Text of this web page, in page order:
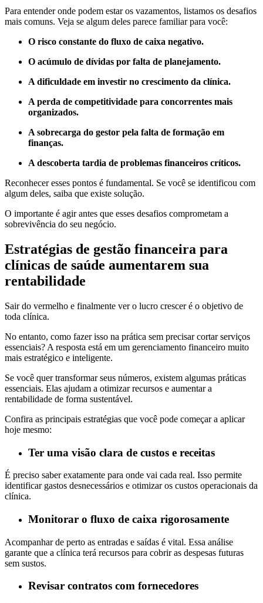
Para entender onde podem estar os vazamentos, listamos os desafios
mais comuns. Veja se algum deles parece familiar para você:
O risco constante do fluxo de caixa negativo.
O acúmulo de dívidas por falta de planejamento.
A dificuldade em investir no crescimento da clínica.
A perda de competitividade para concorrentes mais
organizados.
A sobrecarga do gestor pela falta de formação em
finanças.
A descoberta tardia de problemas financeiros críticos.
Reconhecer esses pontos é fundamental. Se você se identificou com
algum deles, saiba que existe solução.
O importante é agir antes que esses desafios comprometam a
sobrevivência do seu negócio.
Estratégias de gestão financeira para
clínicas de saúde aumentarem sua
rentabilidade
Sair do vermelho e finalmente ver o lucro crescer é o objetivo de
toda clínica.
No entanto, como fazer isso na prática sem precisar cortar serviços
essenciais? A resposta está em um gerenciamento financeiro muito
mais estratégico e inteligente.
Se você quer transformar seus números, existem algumas práticas
essenciais. Elas ajudam a otimizar recursos e aumentar a
rentabilidade de forma sustentável.
Confira as principais estratégias que você pode começar a aplicar
hoje mesmo:
Ter uma visão clara de custos e receitas
É preciso saber exatamente para onde vai cada real. Isso permite
identificar gastos desnecessários e otimizar os custos operacionais da
clínica.
Monitorar o fluxo de caixa rigorosamente
Acompanhar de perto as entradas e saídas é vital. Essa análise
garante que a clínica terá recursos para cobrir as despesas futuras
sem sustos.
Revisar contratos com fornecedores